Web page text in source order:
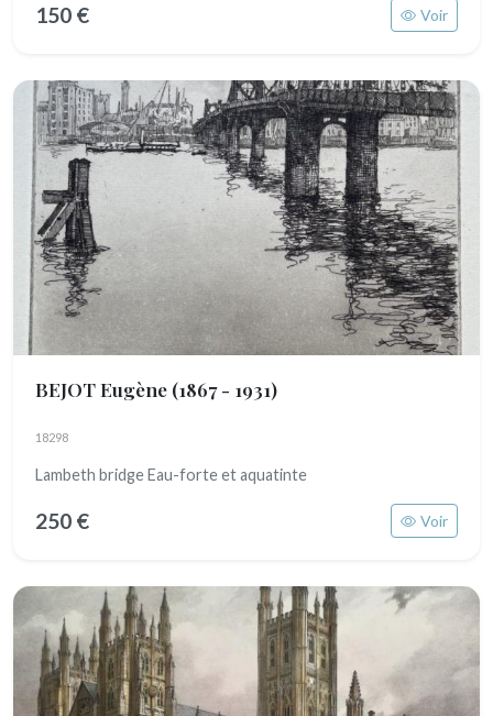
150 € Voir
BEJOT Eugène (1867 - 1931)
18298
Lambeth bridge Eau-forte et aquatinte
250 € Voir